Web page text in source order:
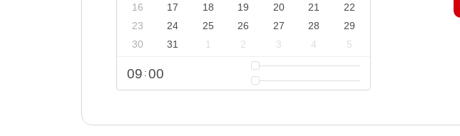
16
17 18 19 20 21
22
23
24 25 26 27 28
29
30
31 1 2 3 4 5
09 :00